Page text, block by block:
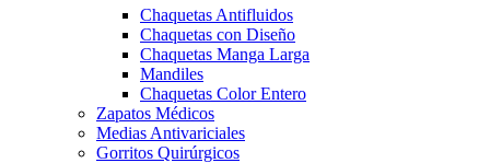
Chaquetas Antifluidos
Chaquetas con Diseño
Chaquetas Manga Larga
Mandiles
Chaquetas Color Entero
Zapatos Médicos
Medias Antivariciales
Gorritos Quirúrgicos